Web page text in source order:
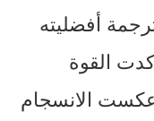
أفضليته
القوة
عكست الانسجام